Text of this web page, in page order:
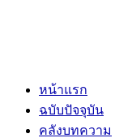
หน้าแรก
ฉบับปัจจุบัน
คลังบทความ